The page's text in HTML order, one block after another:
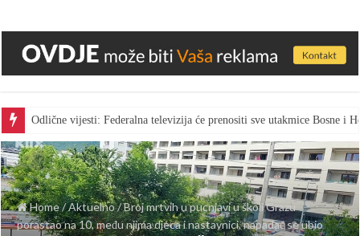
Odlične vijesti: Federalna televizija će prenositi sve utakmice Bosne i
Home/Aktuelno/Broj mrtvih u pucnjavi u školi Grazu
porastao na 10, među njima djeca i nastavnici, napadač se ubio